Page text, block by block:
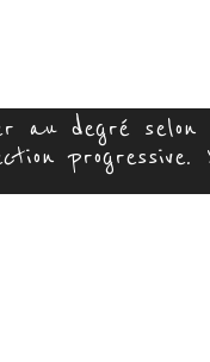
au degré
progressive.